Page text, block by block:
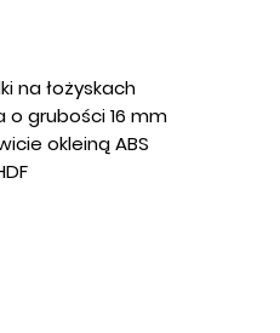
na łożyskach
grubości 16 mm
okleiną ABS